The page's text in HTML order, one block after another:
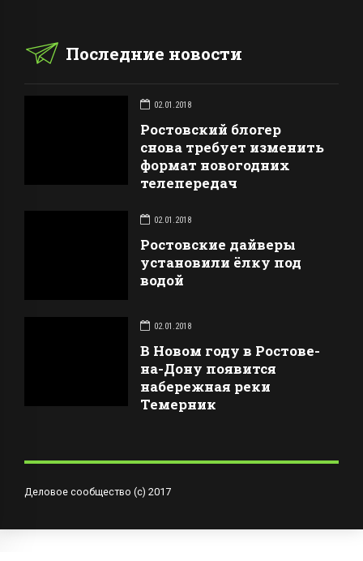
Последние новости
02.01.2018
Ростовский блогер
снова требует изменить
формат новогодних
телепередач
02.01.2018
Ростовские дайверы
установили ёлку под
водой
02.01.2018
В Новом году в Ростове-
на-Дону появится
набережная реки
Темерник
Деловое сообщество (с) 2017